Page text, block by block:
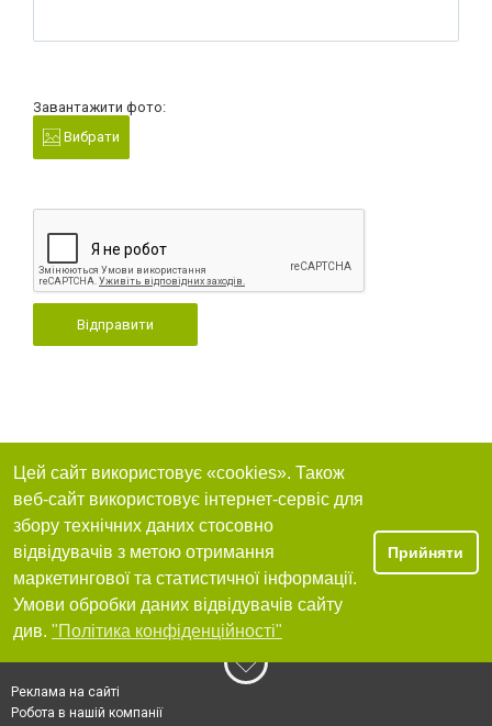
Завантажити фото:
Вибрати
Відправити
Цей сайт використовує «cookies». Також
веб-сайт використовує інтернет-сервіс для
збору технічних даних стосовно
відвідувачів з метою отримання
маркетингової та статистичної інформації.
Умови обробки даних відвідувачів сайту
див. "Політика конфіденційності"
Прийняти
Реклама на сайті
Робота в нашій компанії